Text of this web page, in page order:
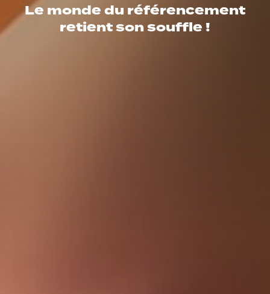
Le monde du référencement
retient son souffle !